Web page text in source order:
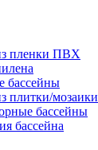
пленки ПВХ
бассейны
плитки/мозаики
бассейны
бассейна